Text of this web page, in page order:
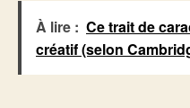
À lire : Ce trait de
créatif (selon